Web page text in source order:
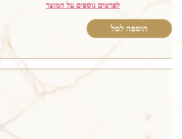
לפרטים נוספים על המוצר
הוספה לסל